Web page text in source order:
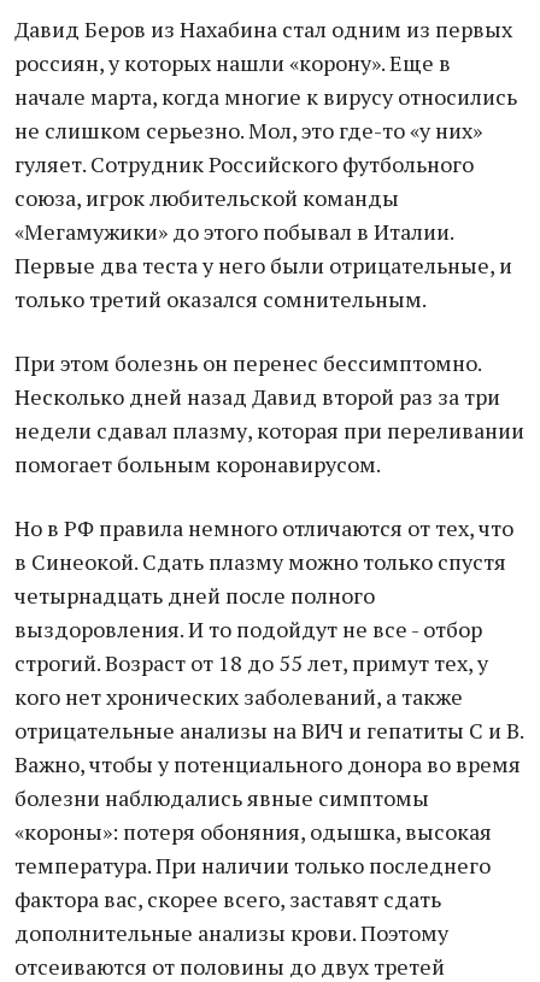
Давид Беров из Нахабина стал одним из первых
россиян, у которых нашли «корону». Еще в
начале марта, когда многие к вирусу относились
не слишком серьезно. Мол, это где-то «у них»
гуляет. Сотрудник Российского футбольного
союза, игрок любительской команды
«Мегамужики» до этого побывал в Италии.
Первые два теста у него были отрицательные, и
только третий оказался сомнительным.
При этом болезнь он перенес бессимптомно.
Несколько дней назад Давид второй раз за три
недели сдавал плазму, которая при переливании
помогает больным коронавирусом.
Но в РФ правила немного отличаются от тех, что
в Синеокой. Сдать плазму можно только спустя
четырнадцать дней после полного
выздоровления. И то подойдут не все - отбор
строгий. Возраст от 18 до 55 лет, примут тех, у
кого нет хронических заболеваний, а также
отрицательные анализы на ВИЧ и гепатиты С и В.
Важно, чтобы у потенциального донора во время
болезни наблюдались явные симптомы
«короны»: потеря обоняния, одышка, высокая
температура. При наличии только последнего
фактора вас, скорее всего, заставят сдать
дополнительные анализы крови. Поэтому
отсеиваются от половины до двух третей